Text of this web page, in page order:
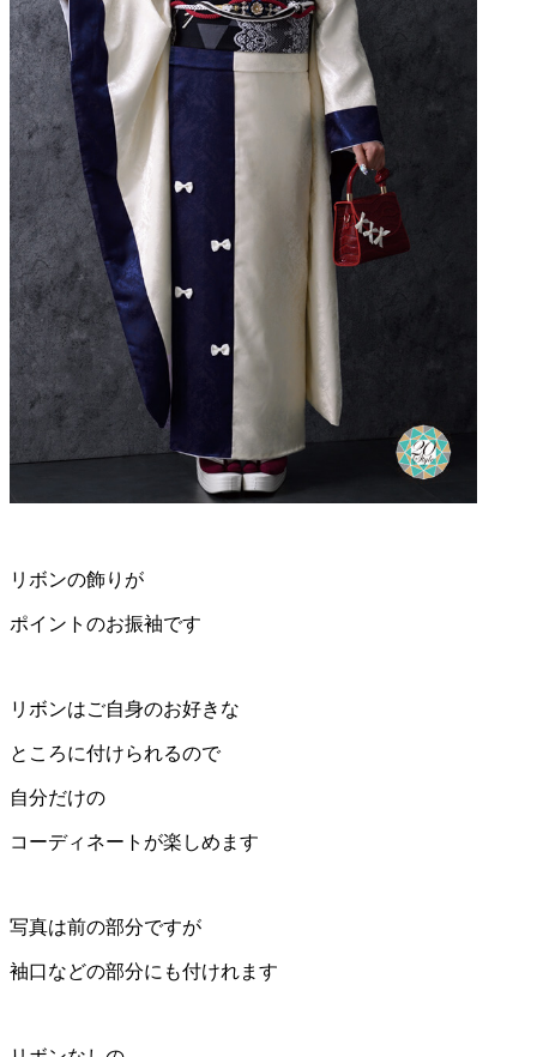
リボンの飾りが
ポイントのお振袖です
リボンはご自身のお好きな
ところに付けられるので
自分だけの
コーディネートが楽しめます
写真は前の部分ですが
袖口などの部分にも付けれます